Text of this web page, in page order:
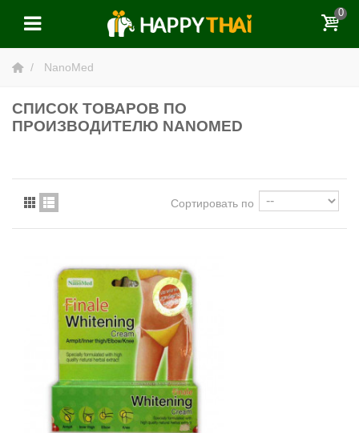
0
NanoMed
СПИСОК ТОВАРОВ ПО
ПРОИЗВОДИТЕЛЮ NANOMED
Сортировать по